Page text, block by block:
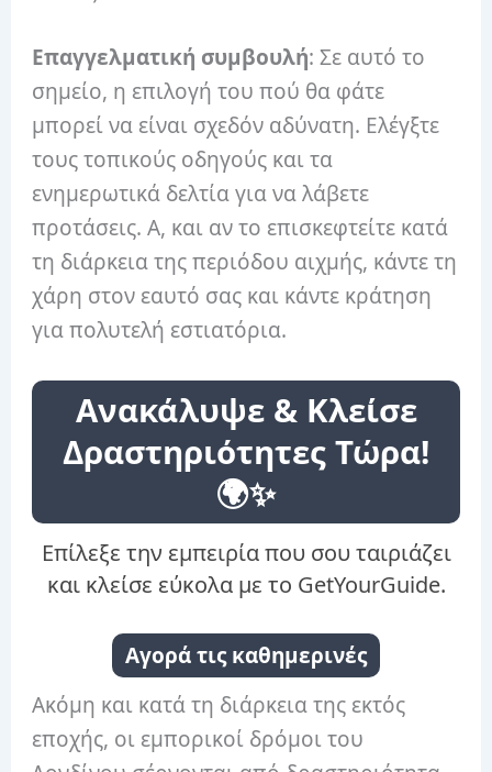
Επαγγελματική συμβουλή: Σε αυτό το
σημείο, η επιλογή του πού θα φάτε
μπορεί να είναι σχεδόν αδύνατη. Ελέγξτε
τους τοπικούς οδηγούς και τα
ενημερωτικά δελτία για να λάβετε
προτάσεις. Α, και αν το επισκεφτείτε κατά
τη διάρκεια της περιόδου αιχμής, κάντε τη
χάρη στον εαυτό σας και κάντε κράτηση
για πολυτελή εστιατόρια.
Ανακάλυψε & Κλείσε
Δραστηριότητες Τώρα!
🌍✨
Επίλεξε την εμπειρία που σου ταιριάζει
και κλείσε εύκολα με το GetYourGuide.
Αγορά τις καθημερινές
Ακόμη και κατά τη διάρκεια της εκτός
εποχής, οι εμπορικοί δρόμοι του